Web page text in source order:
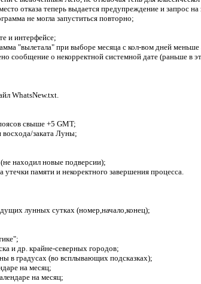
отказа теперь выдается предупреждение и запрос на
не могла запуститься повторно;
и интерфейсе;
"вылетала" при выборе месяца с кол-вом дней меньше
сообщение о некорректной системной дате (раньше в
WhatsNew.txt.
свыше +5 GMT;
восхода/заката Луны;
находил новые подверсии);
памяти и некоректного завершения процесса.
лунных сутках (номер,начало,конец);
и др. крайне-северных городов;
в градусах (во всплывающих подсказках);
на месяц;
на месяц;